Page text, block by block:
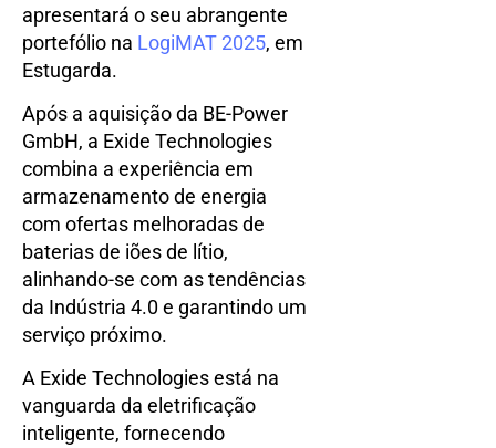
apresentará o seu abrangente
portefólio na LogiMAT 2025, em
Estugarda.
Após a aquisição da BE-Power
GmbH, a Exide Technologies
combina a experiência em
armazenamento de energia
com ofertas melhoradas de
baterias de iões de lítio,
alinhando-se com as tendências
da Indústria 4.0 e garantindo um
serviço próximo.
A Exide Technologies está na
vanguarda da eletrificação
inteligente, fornecendo